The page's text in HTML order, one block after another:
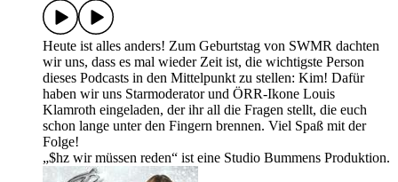
Heute ist alles anders! Zum Geburtstag von SWMR dachten
wir uns, dass es mal wieder Zeit ist, die wichtigste Person
dieses Podcasts in den Mittelpunkt zu stellen: Kim! Dafür
haben wir uns Starmoderator und ÖRR-Ikone Louis
Klamroth eingeladen, der ihr all die Fragen stellt, die euch
schon lange unter den Fingern brennen. Viel Spaß mit der
Folge!
„$hz wir müssen reden“ ist eine Studio Bummens Produktion.